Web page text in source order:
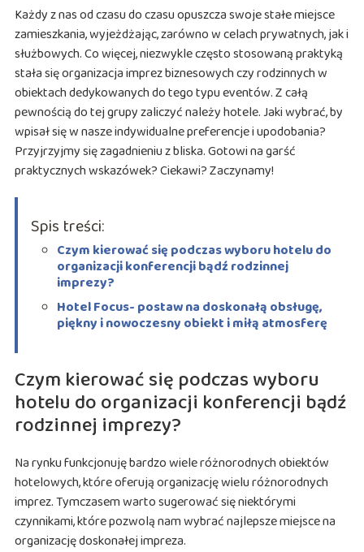
Każdy z nas od czasu do czasu opuszcza swoje stałe miejsce
zamieszkania, wyjeżdżając, zarówno w celach prywatnych, jak i
służbowych. Co więcej, niezwykle często stosowaną praktyką
stała się organizacja imprez biznesowych czy rodzinnych w
obiektach dedykowanych do tego typu eventów. Z całą
pewnością do tej grupy zaliczyć należy hotele. Jaki wybrać, by
wpisał się w nasze indywidualne preferencje i upodobania?
Przyjrzyjmy się zagadnieniu z bliska. Gotowi na garść
praktycznych wskazówek? Ciekawi? Zaczynamy!
Spis treści:
Czym kierować się podczas wyboru hotelu do
organizacji konferencji bądź rodzinnej
imprezy?
Hotel Focus- postaw na doskonałą obsługę,
piękny i nowoczesny obiekt i miłą atmosferę
Czym kierować się podczas wyboru
hotelu do organizacji konferencji bądź
rodzinnej imprezy?
Na rynku funkcjonuję bardzo wiele różnorodnych obiektów
hotelowych, które oferują organizację wielu różnorodnych
imprez. Tymczasem warto sugerować się niektórymi
czynnikami, które pozwolą nam wybrać najlepsze miejsce na
organizację doskonałej impreza.